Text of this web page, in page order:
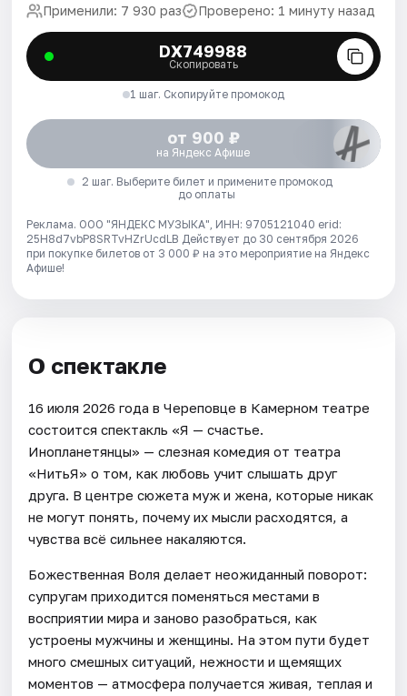
Применили: 7 930 раз Проверено: 1 минуту назад
DX749988
Скопировать
1 шаг. Скопируйте промокод
от 900 ₽
на Яндекс Афише
2 шаг. Выберите билет и примените промокод
до оплаты
Реклама. ООО "ЯНДЕКС МУЗЫКА", ИНН: 9705121040 erid:
25H8d7vbP8SRTvHZrUcdLB Действует до 30 сентября 2026
при покупке билетов от 3 000 ₽ на это мероприятие на Яндекс
Афише!
О спектакле
16 июля 2026 года в Череповце в Камерном театре
состоится спектакль «Я — счастье.
Инопланетянцы» — слезная комедия от театра
«НитьЯ» о том, как любовь учит слышать друг
друга. В центре сюжета муж и жена, которые никак
не могут понять, почему их мысли расходятся, а
чувства всё сильнее накаляются.
Божественная Воля делает неожиданный поворот:
супругам приходится поменяться местами в
восприятии мира и заново разобраться, как
устроены мужчины и женщины. На этом пути будет
много смешных ситуаций, нежности и щемящих
моментов — атмосфера получается живая, теплая и